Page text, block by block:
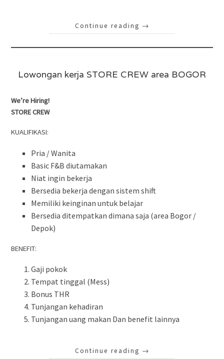
Continue reading →
Lowongan kerja STORE CREW area BOGOR
We’re Hiring!
STORE CREW
KUALIFIKASI:
Pria / Wanita
Basic F&B diutamakan
Niat ingin bekerja
Bersedia bekerja dengan sistem shift
Memiliki keinginan untuk belajar
Bersedia ditempatkan dimana saja (area Bogor /
Depok)
BENEFIT:
Gaji pokok
Tempat tinggal (Mess)
Bonus THR
Tunjangan kehadiran
Tunjangan uang makan Dan benefit lainnya
Continue reading →